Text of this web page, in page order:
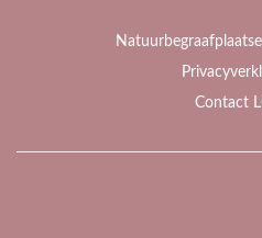
Contact